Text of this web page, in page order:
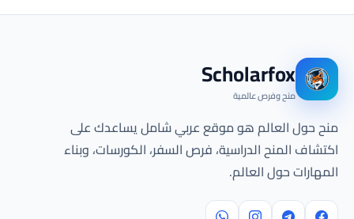
Scholarfox
منح وفرص عالمية
منح حول العالم هو موقع عربي شامل يساعدك على
اكتشاف المنح الدراسية، فرص السفر، الكورسات، وبناء
المهارات حول العالم.